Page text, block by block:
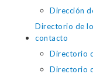
Dirección
Directorio de
contacto
Directorio
Directorio